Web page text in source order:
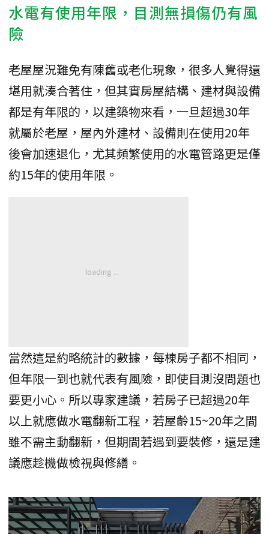
水電有使用年限，目測無損傷仍有風
險
老屋屋況難免有陳舊或老化現象，很多人覺得還
堪用就湊合著住，但其實房屋結構、建材與設備
都是有年限的，以建築物來看，一旦超過30年
就屬於老屋，屋內外建材、設備則在使用20年
後會加速退化，尤其頻繁使用的水電管路更是僅
約15年的使用年限。
當然這是約略統計的數據，每棟房子都不相同，
但年限一到也就代表有風險，即使目測沒問題也
要更小心。所以專家建議，若房子已超過20年
以上就應做水電翻新工程，若屋齡15~20年之間
雖不需主動翻新，但期間若遇到要裝修，還是建
議應趁機做檢視與修繕。